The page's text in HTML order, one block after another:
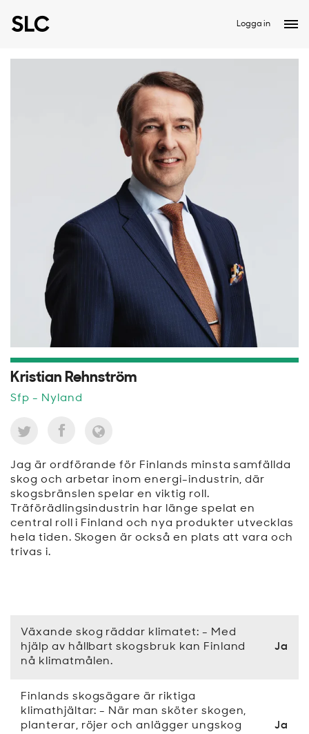
Logga in
Kristian Rehnström
Sfp - Nyland
Jag är ordförande för Finlands minsta samfällda
skog och arbetar inom energi-industrin, där
skogsbränslen spelar en viktig roll.
Träförädlingsindustrin har länge spelat en
central roll i Finland och nya produkter utvecklas
hela tiden. Skogen är också en plats att vara och
trivas i.
Växande skog räddar klimatet: - Med
hjälp av hållbart skogsbruk kan Finland
nå klimatmålen.
Ja
Finlands skogsägare är riktiga
klimathjältar: - När man sköter skogen,
planterar, röjer och anlägger ungskog
Ja